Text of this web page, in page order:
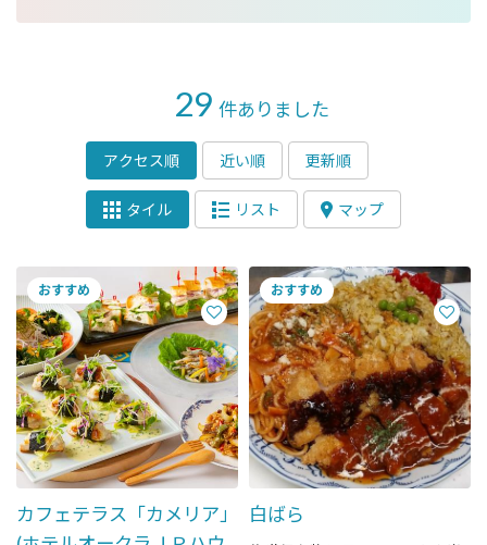
29 件ありました
アクセス順 近い順 更新順
タイル リスト マップ
カフェテラス「カメリア」
白ばら